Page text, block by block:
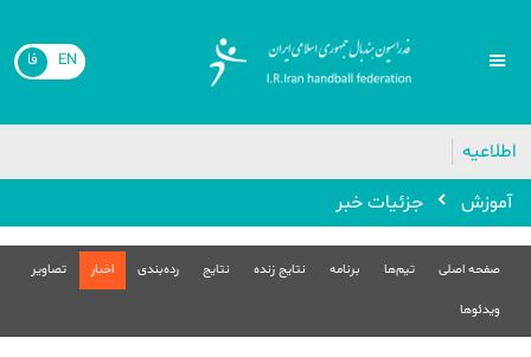
EN فا
اطلاعیه
آموزش
جزئیات خبر
صفحه اصلی تیم‌ها برنامه نتایج زنده نتایج رده‌بندی اخبار تصاویر
ویدئوها